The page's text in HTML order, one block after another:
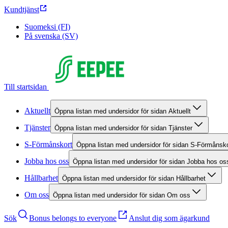
Kundtjänst
Suomeksi (FI)
På svenska (SV)
Till startsidan
Aktuellt Öppna listan med undersidor för sidan Aktuellt
Tjänster Öppna listan med undersidor för sidan Tjänster
S-Förmånskort Öppna listan med undersidor för sidan S-
Jobba hos oss Öppna listan med undersidor för sidan Jobba hos
Hållbarhet Öppna listan med undersidor för sidan Hållbarhet
Om oss Öppna listan med undersidor för sidan Om oss
Sök Bonus belongs to everyone Anslut dig som ägarkund